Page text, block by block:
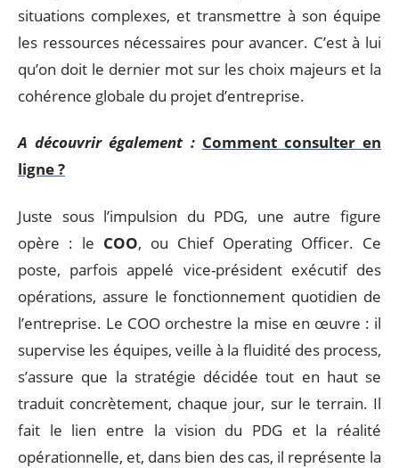
situations complexes, et transmettre à son équipe
les ressources nécessaires pour avancer. C’est à lui
qu’on doit le dernier mot sur les choix majeurs et la
cohérence globale du projet d’entreprise.
A découvrir également : Comment consulter en
ligne ?
Juste sous l’impulsion du PDG, une autre figure
opère : le COO, ou Chief Operating Officer. Ce
poste, parfois appelé vice-président exécutif des
opérations, assure le fonctionnement quotidien de
l’entreprise. Le COO orchestre la mise en œuvre : il
supervise les équipes, veille à la fluidité des process,
s’assure que la stratégie décidée tout en haut se
traduit concrètement, chaque jour, sur le terrain. Il
fait le lien entre la vision du PDG et la réalité
opérationnelle, et, dans bien des cas, il représente la